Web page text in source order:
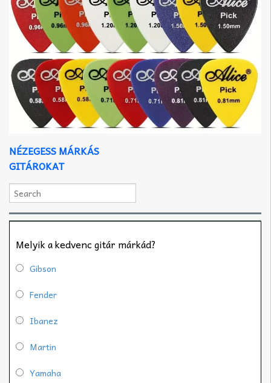
NÉZEGESS MÁRKÁS
GITÁROKAT
Melyik a kedvenc gitár márkád?
Gibson
Fender
Ibanez
Martin
Yamaha